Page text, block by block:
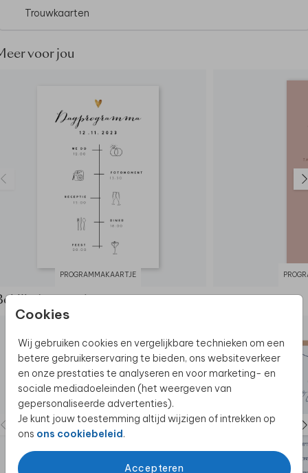
Cookies
Wij gebruiken cookies en vergelijkbare technieken om een
betere gebruikerservaring te bieden, ons websiteverkeer
en onze prestaties te analyseren en voor marketing- en
sociale mediadoeleinden (het weergeven van
gepersonaliseerde advertenties).
Je kunt jouw toestemming altijd wijzigen of intrekken op
ons ons cookiebeleid.
Accepteren
Trouwkaarten
voor jou
PROGRAMMAKAARTJE
de complete set